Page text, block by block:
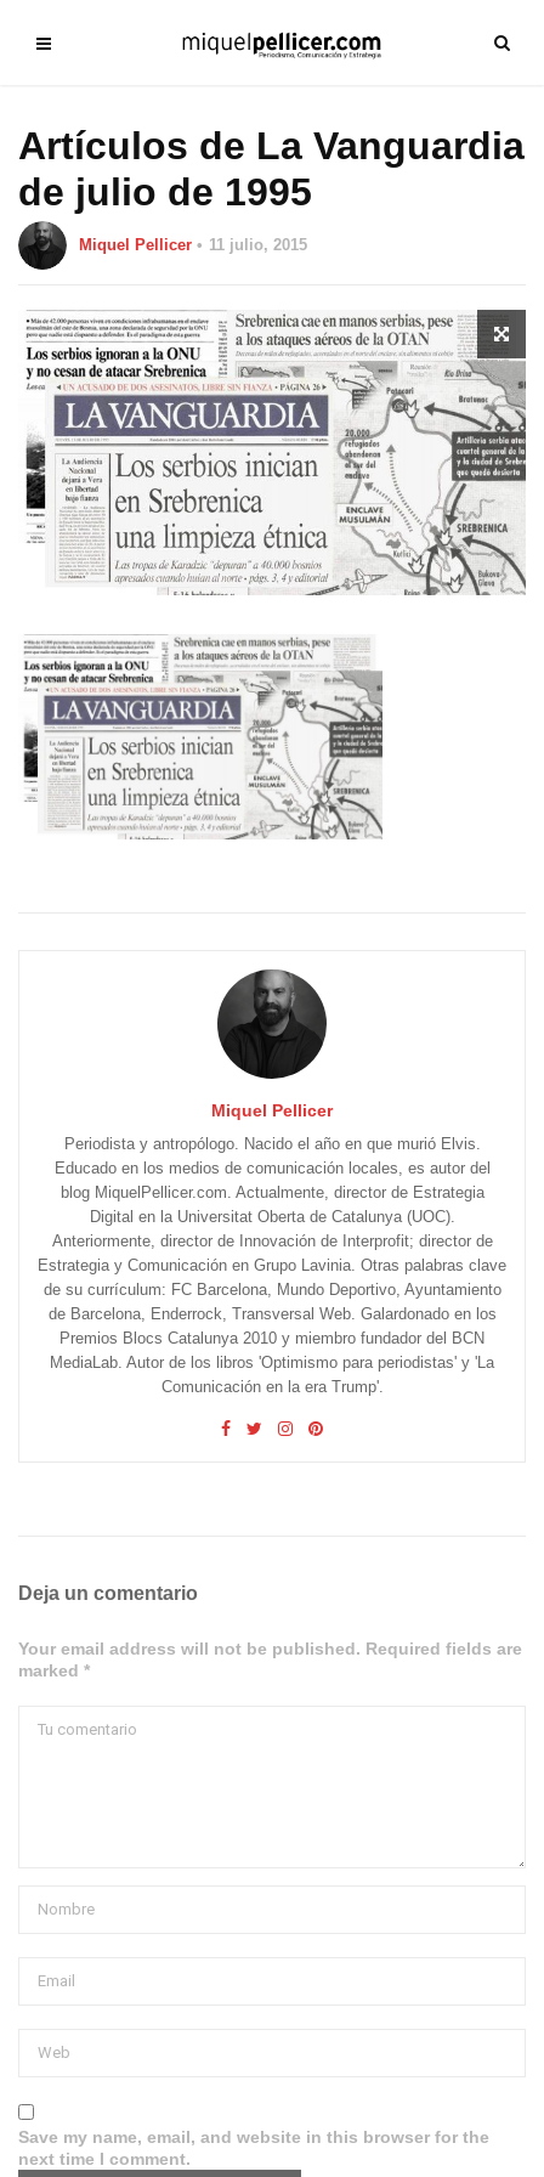
Artículos de La Vanguardia
de julio de 1995
Miquel Pellicer 11 julio, 2015
Miquel Pellicer
Periodista y antropólogo. Nacido el año en que murió Elvis.
Educado en los medios de comunicación locales, es autor del
blog MiquelPellicer.com. Actualmente, director de Estrategia
Digital en la Universitat Oberta de Catalunya (UOC).
Anteriormente, director de Innovación de Interprofit; director de
Estrategia y Comunicación en Grupo Lavinia. Otras palabras clave
de su currículum: FC Barcelona, Mundo Deportivo, Ayuntamiento
de Barcelona, Enderrock, Transversal Web. Galardonado en los
Premios Blocs Catalunya 2010 y miembro fundador del BCN
MediaLab. Autor de los libros 'Optimismo para periodistas' y 'La
Comunicación en la era Trump'.
Deja un comentario
Your email address will not be published. Required fields are
marked *
Save my name, email, and website in this browser for the
next time I comment.